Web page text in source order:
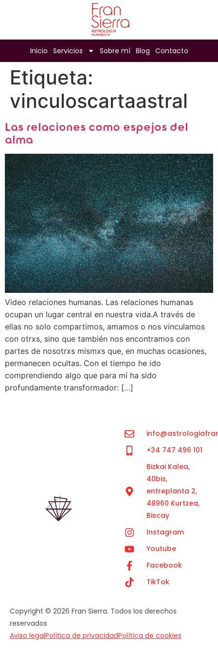
Inicio Servicios Sobre mí Blog Contacto
Etiqueta:
vinculoscartaastral
Las relaciones como espejos del
alma
Video relaciones humanas. Las relaciones humanas
ocupan un lugar central en nuestra vida.A través de
ellas no solo compartimos, amamos o nos vinculamos
con otrxs, sino que también nos encontramos con
partes de nosotrxs mismxs que, en muchas ocasiones,
permanecen ocultas. Con el tiempo he ido
comprendiendo algo que para mí ha sido
profundamente transformador: […]
+34 747 496 101
Bizkai Kalea,
40bis,
entreplanta 2,
48960 Kurtzea,
Biscay
Instagram
Youtube
Facebook
TikTok
Copyright © 2026 Fran Sierra. Todos los derechos
reservados
Aviso legalPolítica de privacidadPolítica de cookies